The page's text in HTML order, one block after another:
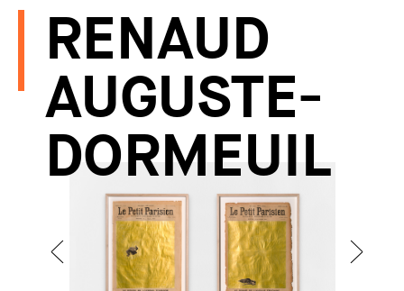
RENAUD
AUGUSTE-
DORMEUIL